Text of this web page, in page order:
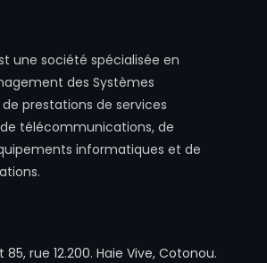
une société spécialisée en
des Systèmes
prestations de services
télécommunications, de
informatiques et de
rue 12.200. Haie Vive, Cotonou.